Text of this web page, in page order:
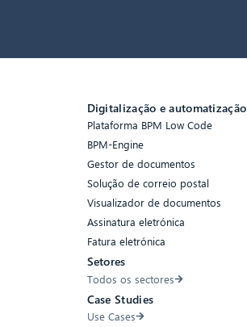
Digitalização e automatização
Plataforma BPM Low Code
BPM-Engine
Gestor de documentos
Solução de correio postal
Visualizador de documentos
Assinatura eletrónica
Fatura eletrónica
Setores
Todos os sectores
Case Studies
Use Cases